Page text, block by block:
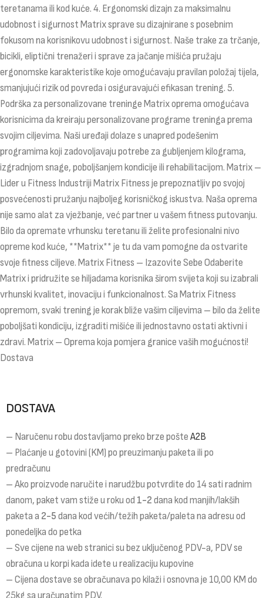
teretanama ili kod kuće. 4. Ergonomski dizajn za maksimalnu
udobnost i sigurnost Matrix sprave su dizajnirane s posebnim
fokusom na korisnikovu udobnost i sigurnost. Naše trake za trčanje,
bicikli, eliptični trenažeri i sprave za jačanje mišića pružaju
ergonomske karakteristike koje omogućavaju pravilan položaj tijela,
smanjujući rizik od povreda i osiguravajući efikasan trening. 5.
Podrška za personalizovane treninge Matrix oprema omogućava
korisnicima da kreiraju personalizovane programe treninga prema
svojim ciljevima. Naši uređaji dolaze s unapred podešenim
programima koji zadovoljavaju potrebe za gubljenjem kilograma,
izgradnjom snage, poboljšanjem kondicije ili rehabilitacijom. Matrix –
Lider u Fitness Industriji Matrix Fitness je prepoznatljiv po svojoj
posvećenosti pružanju najboljeg korisničkog iskustva. Naša oprema
nije samo alat za vježbanje, već partner u vašem fitness putovanju.
Bilo da opremate vrhunsku teretanu ili želite profesionalni nivo
opreme kod kuće, **Matrix** je tu da vam pomogne da ostvarite
svoje fitness ciljeve. Matrix Fitness – Izazovite Sebe Odaberite
Matrix i pridružite se hiljadama korisnika širom svijeta koji su izabrali
vrhunski kvalitet, inovaciju i funkcionalnost. Sa Matrix Fitness
opremom, svaki trening je korak bliže vašim ciljevima – bilo da želite
poboljšati kondiciju, izgraditi mišiće ili jednostavno ostati aktivni i
zdravi. Matrix – Oprema koja pomjera granice vaših mogućnosti!
Dostava
DOSTAVA
– Naručenu robu dostavljamo preko brze pošte A2B
– Plaćanje u gotovini (KM) po preuzimanju paketa ili po
predračunu
– Ako proizvode naručite i narudžbu potvrdite do 14 sati radnim
danom, paket vam stiže u roku od 1-2 dana kod manjih/lakših
paketa a 2-5 dana kod većih/težih paketa/paleta na adresu od
ponedeljka do petka
– Sve cijene na web stranici su bez uključenog PDV-a, PDV se
obračuna u korpi kada idete u realizaciju kupovine
– Cijena dostave se obračunava po kilaži i osnovna je 10,00 KM do